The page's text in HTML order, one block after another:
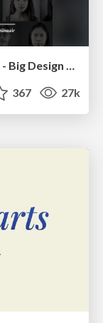
Dealing with People You Can't Stand - Big Design 2015
367 27k